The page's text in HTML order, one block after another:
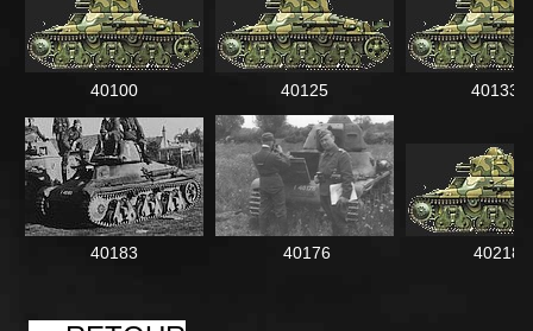
40100 40125 40133
40183 40176 40218